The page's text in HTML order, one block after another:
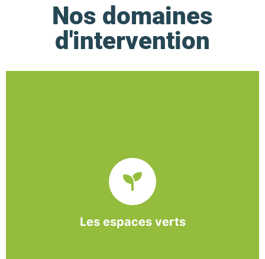
Nos domaines
d'intervention
Les espaces verts
paysager, l’association BASE propose et réalise
des interventions à la demande des entreprises et
collectivités locales.